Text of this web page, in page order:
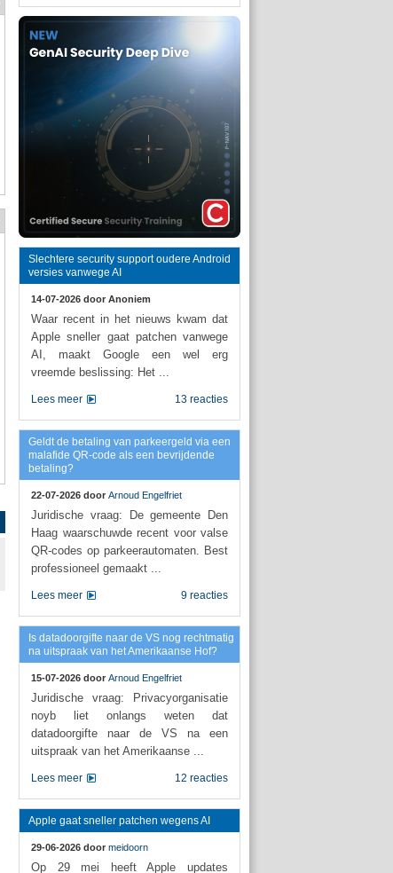
Slechtere security support oudere Android
versies vanwege AI
14-07-2026 door Anoniem
Waar recent in het nieuws kwam dat
Apple sneller gaat patchen vanwege
AI, maakt Google een wel erg
vreemde beslissing: Het ...
13 reacties
Lees meer
Geldt de betaling van parkeergeld via een
malafide QR-code als een bevrijdende
betaling?
22-07-2026 door Arnoud Engelfriet
Juridische vraag: De gemeente Den
Haag waarschuwde recent voor valse
QR-codes op parkeerautomaten. Best
professioneel gemaakt ...
9 reacties
Lees meer
Is datadoorgifte naar de VS nog rechtmatig
na uitspraak van het Amerikaanse Hof?
15-07-2026 door Arnoud Engelfriet
Juridische vraag: Privacyorganisatie
noyb liet onlangs weten dat
datadoorgifte naar de VS na een
uitspraak van het Amerikaanse ...
12 reacties
Lees meer
Apple gaat sneller patchen wegens AI
29-06-2026 door meidoorn
Op 29 mei heeft Apple updates